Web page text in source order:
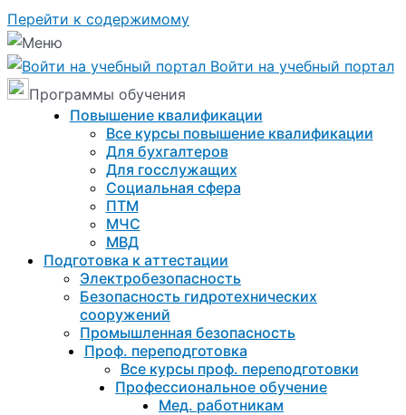
Перейти к содержимому
Войти на учебный портал
Программы обучения
Повышение квалификации
Все курсы повышение квалификации
Для бухгалтеров
Для госслужащих
Социальная сфера
ПТМ
МЧС
МВД
Подготовка к aттестации
Электробезопасность
Безопасность гидротехнических
сооружений
Промышленная безопасность
Проф. переподготовка
Все курсы проф. переподготовки
Профессиональное обучение
Мед. работникам